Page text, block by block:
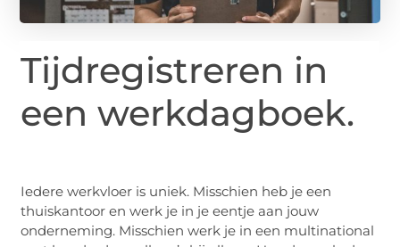
Tijdregistreren in
een werkdagboek.
Iedere werkvloer is uniek. Misschien heb je een
thuiskantoor en werk je in je eentje aan jouw
onderneming. Misschien werk je in een multinational